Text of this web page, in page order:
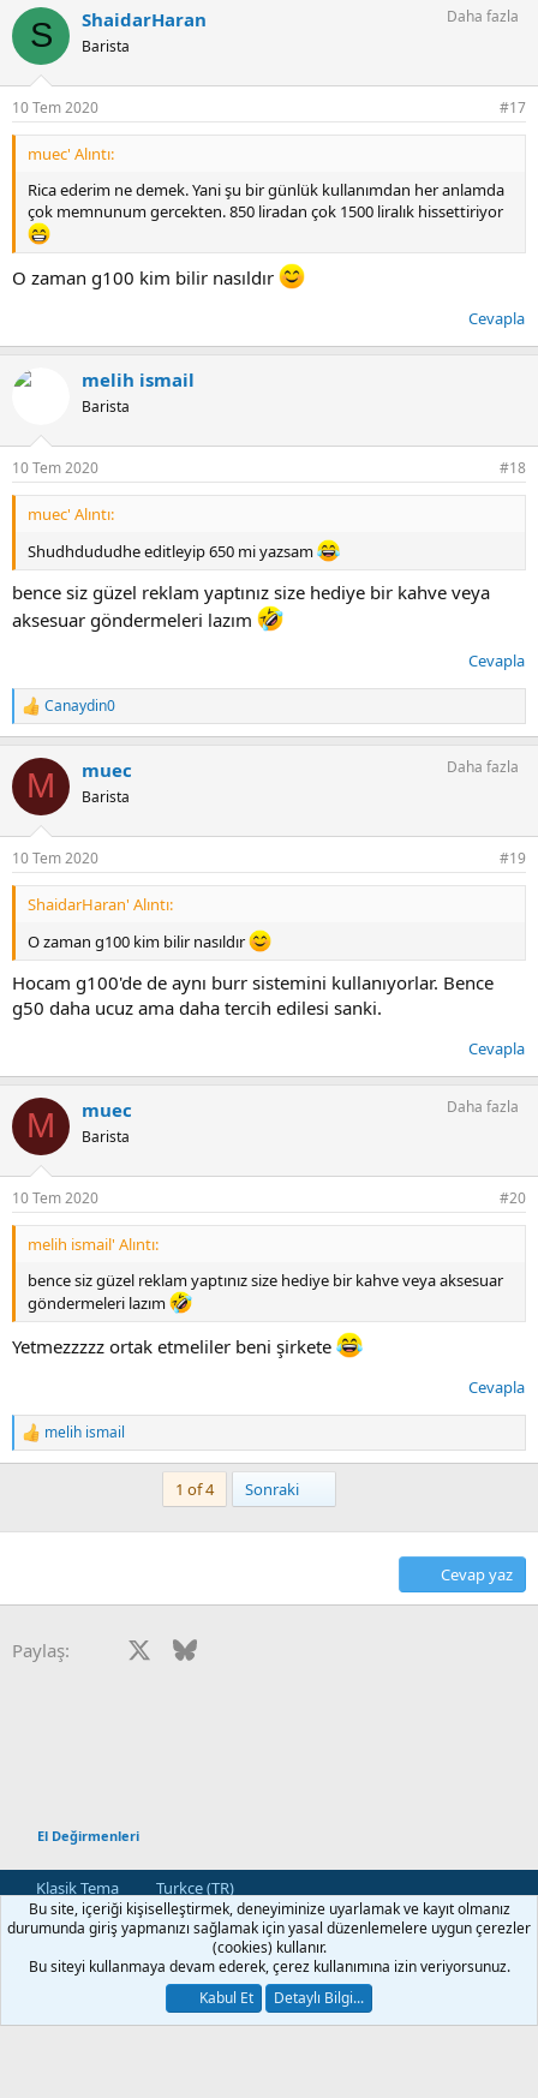
k
l
:
S ShaidarHaran
Barista
Daha fazla
10 Tem 2020 #17
muec' Alıntı:
Rica ederim ne demek. Yani şu bir günlük kullanımdan her anlamda
çok memnunum gercekten. 850 liradan çok 1500 liralık hissettiriyor
O zaman g100 kim bilir nasıldır
Cevapla
melih ismail
Barista
10 Tem 2020 #18
muec' Alıntı:
Shudhdududhe editleyip 650 mi yazsam
bence siz güzel reklam yaptınız size hediye bir kahve veya
aksesuar göndermeleri lazım
Cevapla
T
e
k
l
:
Canaydin0
M muec
Barista
Daha fazla
10 Tem 2020 #19
ShaidarHaran' Alıntı:
O zaman g100 kim bilir nasıldır
Hocam g100'de de aynı burr sistemini kullanıyorlar. Bence
g50 daha ucuz ama daha tercih edilesi sanki.
Cevapla
M muec
Barista
Daha fazla
10 Tem 2020 #20
melih ismail' Alıntı:
bence siz güzel reklam yaptınız size hediye bir kahve veya aksesuar
göndermeleri lazım
Yetmezzzzz ortak etmeliler beni şirkete
Cevapla
T
e
l
melih ismail
1 of 4 Sonraki
Cevap yaz
Paylaş: Facebook Bluesky
El Değirmenleri
Klasik Tema
Turkce (TR)
Bize Ulaşın
Kullanım ve Şartlar Gizlilik Politikası
Yardım
R
S
Community platform by XenForo® © 2010-2026 XenForo Ltd.
[XGT] Forum statistics system- XenGenTr
Bu site, içeriği kişiselleştirmek, deneyiminize uyarlamak ve kayıt olmanız
durumunda giriş yapmanızı sağlamak için yasal düzenlemelere uygun çerezler
(cookies) kullanır.
Bu siteyi kullanmaya devam ederek, çerez kullanımına izin veriyorsunuz.
Kabul Et
Detaylı Bilgi...